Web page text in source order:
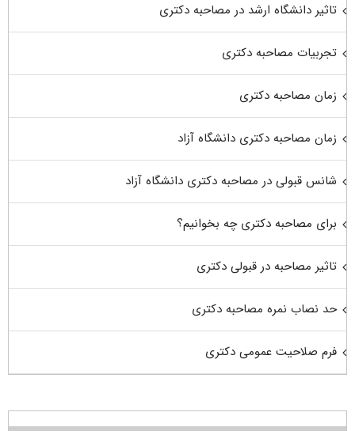
تاثیر دانشگاه ارشد در مصاحبه دکتری
تجربیات مصاحبه دکتری
زمان مصاحبه دکتری
زمان مصاحبه دکتری دانشگاه آزاد
شانس قبولی در مصاحبه دکتری دانشگاه آزاد
برای مصاحبه دکتری چه بخوانیم؟
تاثیر مصاحبه در قبولی دکتری
حد نصاب نمره مصاحبه دکتری
فرم صلاحیت عمومی دکتری